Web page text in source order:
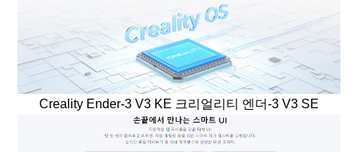
Creality Ender-3 V3 KE 크리얼리티 엔더-3 V3 SE